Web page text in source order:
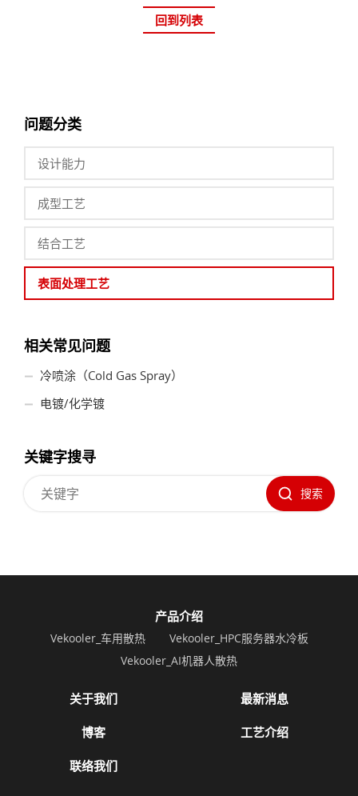
回到列表
问题分类
设计能力
成型工艺
结合工艺
表面处理工艺
相关常见问题
冷喷涂（Cold Gas Spray）
电镀/化学镀
关键字搜寻
搜索
产品介绍
Vekooler_车用散热
Vekooler_HPC服务器水冷板
Vekooler_AI机器人散热
关于我们 最新消息
博客 工艺介绍
联络我们